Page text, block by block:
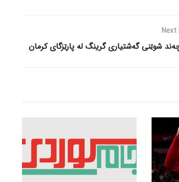
شوێنی گەشتیاری گرینگ لە پارێزگای کرمان